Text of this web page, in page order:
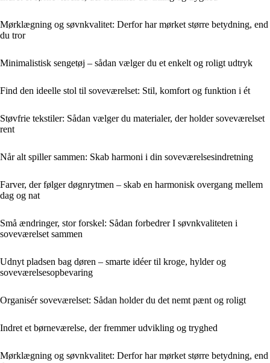
Mørklægning og søvnkvalitet: Derfor har mørket større betydning, end
du tror
Minimalistisk sengetøj – sådan vælger du et enkelt og roligt udtryk
Find den ideelle stol til soveværelset: Stil, komfort og funktion i ét
Støvfrie tekstiler: Sådan vælger du materialer, der holder soveværelset
rent
Når alt spiller sammen: Skab harmoni i din soveværelsesindretning
Farver, der følger døgnrytmen – skab en harmonisk overgang mellem
dag og nat
Små ændringer, stor forskel: Sådan forbedrer I søvnkvaliteten i
soveværelset sammen
Udnyt pladsen bag døren – smarte idéer til kroge, hylder og
soveværelsesopbevaring
Organisér soveværelset: Sådan holder du det nemt pænt og roligt
Indret et børneværelse, der fremmer udvikling og tryghed
Mørklægning og søvnkvalitet: Derfor har mørket større betydning, end